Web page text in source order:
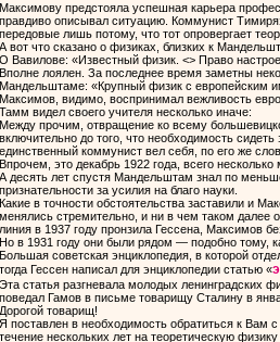
Максимову предстояла успешная карьера
правдиво описывал ситуацию. Коммунист
передовые лишь потому, что тот опровергает
А вот что сказано о физиках, близких к
О Вавилове: «Известный физик. <> Право
Вполне лоялен. За последнее время заметны
Мандельштаме: «Крупный физик с европейским
Максимов, видимо, воспринимал вежливость
Тамм видел своего учителя несколько иначе:
Между прочим, отвращение ко всему
включительно до того, что необходимость
единственный коммунист вел себя, по его же
Впрочем, это декабрь 1922 года, всего
А десять лет спустя Мандельштам знал по
признательности за усилия на благо науки.
Какие в точности обстоятельства заставили и
менялись стремительно, и ни в чем таком далее
линия в 1937 году пронзила Гессена, Максимов
Но в 1931 году они были рядом — подобно тому,
Большая советская энциклопедия, в которой
тогда Гессен написал для энциклопедии статью «
Эта статья разгневала молодых ленинградских
поведал Гамов в письме товарищу Сталину в
Дорогой товарищ!
Я поставлен в необходимость обратиться к Вам
течение нескольких лет на теоретическую